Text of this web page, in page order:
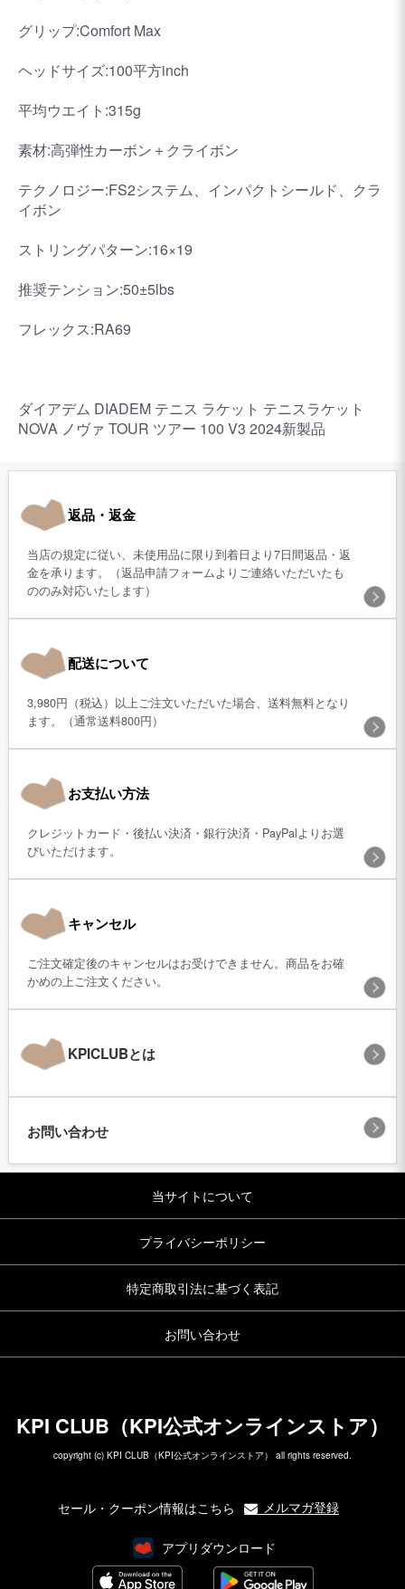
グリップ:Comfort Max
ヘッドサイズ:100平方inch
平均ウエイト:315g
素材:高弾性カーボン＋クライボン
テクノロジー:FS2システム、インパクトシールド、クラ
イボン
ストリングパターン:16×19
推奨テンション:50±5lbs
フレックス:RA69
ダイアデム DIADEM テニス ラケット テニスラケット
NOVA ノヴァ TOUR ツアー 100 V3 2024新製品
返品・返金
当店の規定に従い、未使用品に限り到着日より7日間返品・返
金を承ります。（返品申請フォームよりご連絡いただいたも
ののみ対応いたします）
配送について
3,980円（税込）以上ご注文いただいた場合、送料無料となり
ます。（通常送料800円）
お支払い方法
クレジットカード・後払い決済・銀行決済・PayPalよりお選
びいただけます。
キャンセル
ご注文確定後のキャンセルはお受けできません。商品をお確
かめの上ご注文ください。
KPICLUBとは
お問い合わせ
当サイトについて
プライバシーポリシー
特定商取引法に基づく表記
お問い合わせ
KPI CLUB（KPI公式オンラインストア）
copyright (c) KPI CLUB（KPI公式オンラインストア） all rights reserved.
セール・クーポン情報はこちら メルマガ登録
アプリダウンロード